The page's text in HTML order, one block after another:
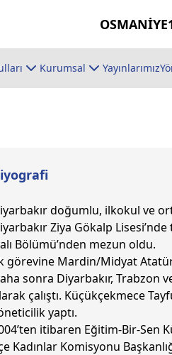
Kurumsal Yayınlarımız
doğumlu, ilkokul ve
Ziya Gökalp
Bölümü’nden mezun oldu.
görevine Mardin/Midyat
sonra Diyarbakır, Trabzon
çalıştı. Küçükçekmece
yaptı.
itibaren Eğitim-Bir-Sen
Kadınlar Komisyonu